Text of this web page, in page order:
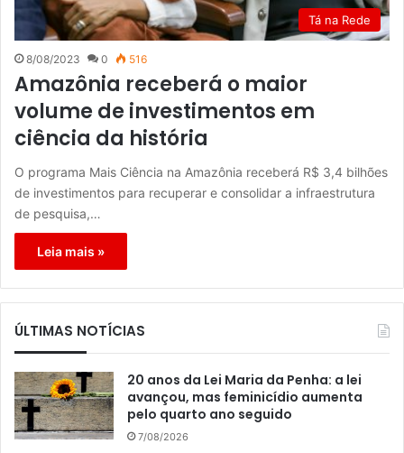
Tá na Rede
8/08/2023 0 516
Amazônia receberá o maior
volume de investimentos em
ciência da história
O programa Mais Ciência na Amazônia receberá R$ 3,4 bilhões
de investimentos para recuperar e consolidar a infraestrutura
de pesquisa,…
Leia mais »
ÚLTIMAS NOTÍCIAS
20 anos da Lei Maria da Penha: a lei
avançou, mas feminicídio aumenta
pelo quarto ano seguido
7/08/2026